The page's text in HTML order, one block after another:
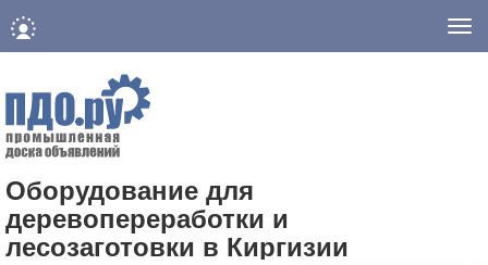
Оборудование для
деревопереработки и
лесозаготовки в Киргизии